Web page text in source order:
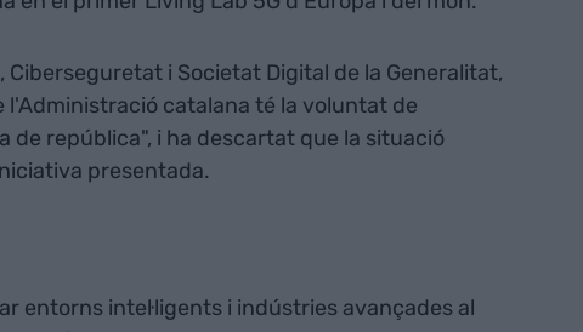
Ciberseguretat i Societat Digital de la Generalitat,
l'Administració catalana té la voluntat de
república", i ha descartat que la situació
presentada.
entorns intel·ligents i indústries avançades al